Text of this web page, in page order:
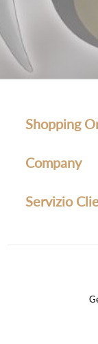
Shopping
Company
Servizio